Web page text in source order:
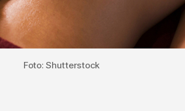
Foto: Shutterstock